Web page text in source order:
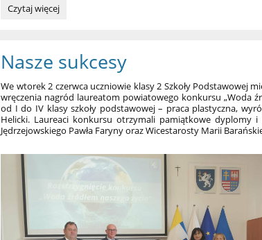
Zaczarowana
Czytaj więcej
Nasze sukcesy
We wtorek 2 czerwca uczniowie klasy 2 Szkoły Podstawowej
wręczenia nagród laureatom powiatowego konkursu „Woda
od I do IV klasy szkoły podstawowej – praca plastyczna,
Helicki. Laureaci konkursu otrzymali pamiątkowe dyplomy
Jędrzejowskiego Pawła Faryny oraz Wicestarosty Marii